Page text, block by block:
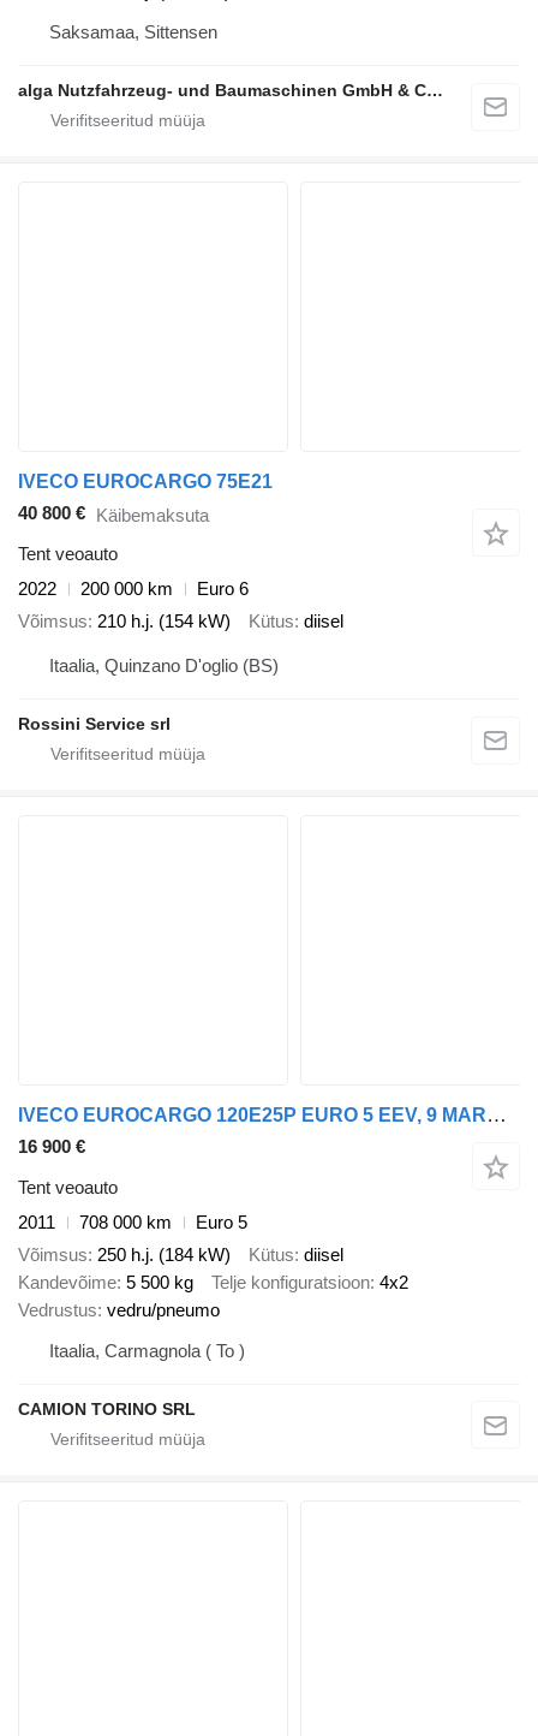
Saksamaa, Sittensen
alga Nutzfahrzeug- und Baumaschinen GmbH & Co. KG
IVECO EUROCARGO 75E21
40 800 € Käibemaksuta
Tent veoauto
2022
200 000 km
Euro 6
Võimsus 210 h.j. (154 kW) Kütus diisel
Itaalia, Quinzano D'oglio (BS)
Rossini Service srl
IVECO EUROCARGO 120E25P EURO 5 EEV, 9 MARCE TELONATO+PEDANA
16 900 €
Tent veoauto
2011
708 000 km
Euro 5
Võimsus 250 h.j. (184 kW) Kütus diisel
Kandevõime 5 500 kg Telje konfiguratsioon 4x2
Vedrustus vedru/pneumo
Itaalia, Carmagnola ( To )
CAMION TORINO SRL